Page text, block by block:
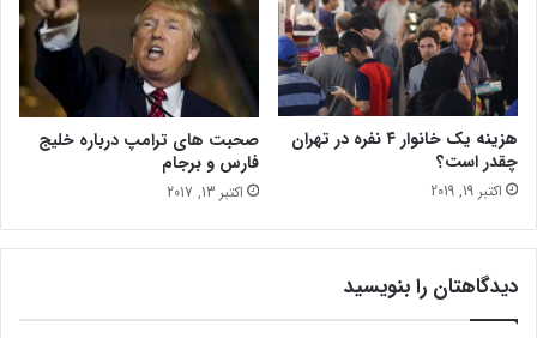
هزینه یک خانوار ۴ نفره در تهران
چقدر است؟
اکتبر 19, 2019
صحبت های ترامپ درباره خلیج
فارس و برجام
اکتبر 13, 2017
دیدگاهتان را بنویسید